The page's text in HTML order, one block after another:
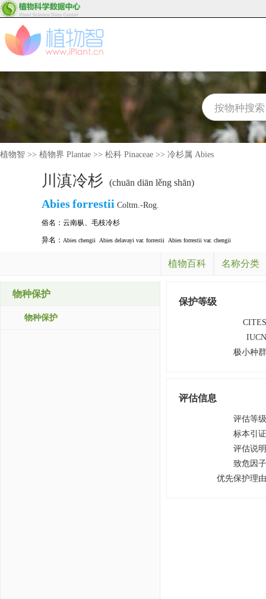
植物智 >> 植物界 Plantae >> 松科 Pinaceae >> 冷杉属 Abies
川滇冷杉 (chuān diān lěng shān)
Abiesforrestii Coltm.-Rog.
俗名： 云南枞、 毛枝冷杉
异名： Abies chengii Abies delavayi var. forrestii Abies forrestii var. chengii
植物百科 名称分类
物种保护
物种保护
保护等级
极小种
评估信息
评估等
标本引
评估说
致危因
优先保护理